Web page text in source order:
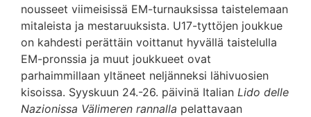
nousseet viimeisissä EM-turnauksissa taistelemaan
mitaleista ja mestaruuksista. U17-tyttöjen joukkue
on kahdesti perättäin voittanut hyvällä taistelulla
EM-pronssia ja muut joukkueet ovat
parhaimmillaan yltäneet neljänneksi lähivuosien
kisoissa. Syyskuun 24.-26. päivinä Italian Lido delle
Nazionissa Välimeren rannalla pelattavaan